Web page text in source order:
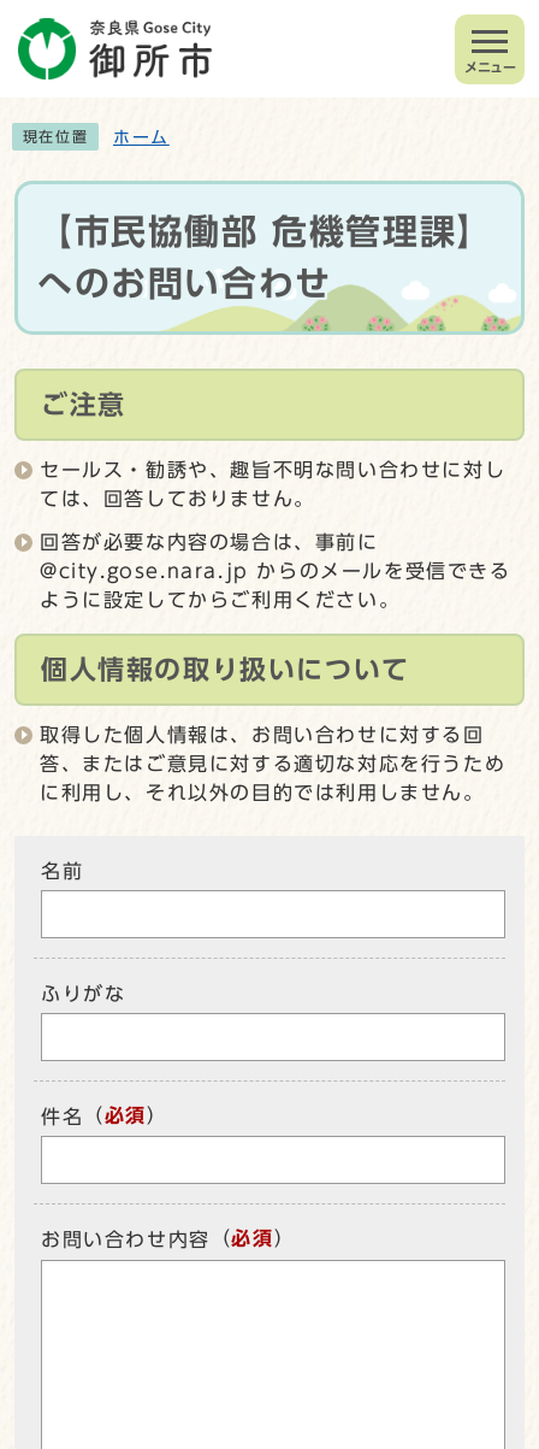
メニュー
現在位置 ホーム
【市民協働部 危機管理課】
へのお問い合わせ
ご注意
セールス・勧誘や、趣旨不明な問い合わせに対し
ては、回答しておりません。
回答が必要な内容の場合は、事前に
@city.gose.nara.jp からのメールを受信できる
ように設定してからご利用ください。
個人情報の取り扱いについて
取得した個人情報は、お問い合わせに対する回
答、またはご意見に対する適切な対応を行うため
に利用し、それ以外の目的では利用しません。
名前
ふりがな
件名 （必須）
お問い合わせ内容 （必須）